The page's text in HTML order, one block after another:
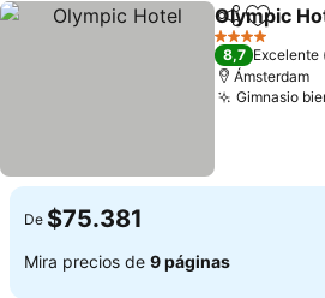
Compartir
Olympic
4 Estrellas
8,7 Excelente
Ámsterdam
Gimnasio
De $75.381
Mira precios de 9 páginas